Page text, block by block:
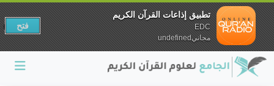
تطبيق إذاعات القرآن الكريم
EDC
مجانيundefined
فتح